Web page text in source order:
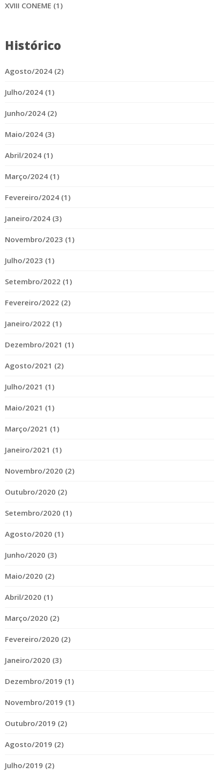
XVIII CONEME (1)
Histórico
Agosto/2024 (2)
Julho/2024 (1)
Junho/2024 (2)
Maio/2024 (3)
Abril/2024 (1)
Março/2024 (1)
Fevereiro/2024 (1)
Janeiro/2024 (3)
Novembro/2023 (1)
Julho/2023 (1)
Setembro/2022 (1)
Fevereiro/2022 (2)
Janeiro/2022 (1)
Dezembro/2021 (1)
Agosto/2021 (2)
Julho/2021 (1)
Maio/2021 (1)
Março/2021 (1)
Janeiro/2021 (1)
Novembro/2020 (2)
Outubro/2020 (2)
Setembro/2020 (1)
Agosto/2020 (1)
Junho/2020 (3)
Maio/2020 (2)
Abril/2020 (1)
Março/2020 (2)
Fevereiro/2020 (2)
Janeiro/2020 (3)
Dezembro/2019 (1)
Novembro/2019 (1)
Outubro/2019 (2)
Agosto/2019 (2)
Julho/2019 (2)